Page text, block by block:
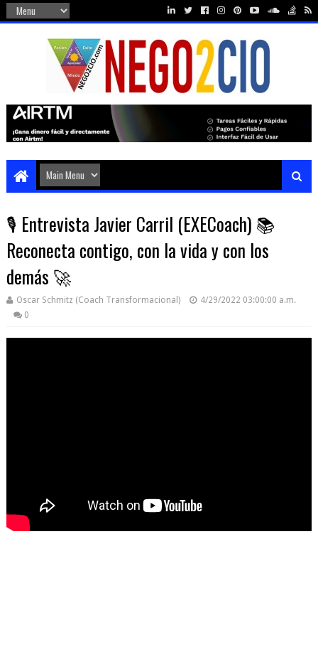
🎙️ Entrevista Javier Carril (EXECoach) 📚
Reconecta contigo, con la vida y con los
demás 🚀
Oscar Schmitz (Coach Transformacional)
4/29/2022 03:00:00 a.m.
0